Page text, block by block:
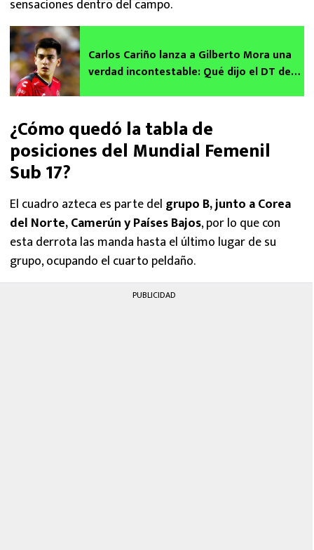
sensaciones dentro del campo.
Carlos Cariño lanza a Gilberto Mora una
verdad incontestable: Qué dijo el DT de
¿Cómo quedó la tabla de
posiciones del Mundial Femenil
Sub 17?
El cuadro azteca es parte del grupo B, junto a Corea
del Norte, Camerún y Países Bajos, por lo que con
esta derrota las manda hasta el último lugar de su
grupo, ocupando el cuarto peldaño.
PUBLICIDAD